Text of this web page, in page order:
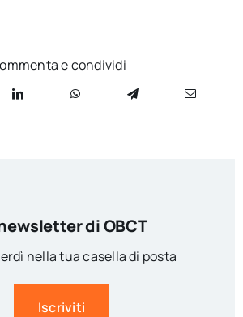
e condividi
di OBCT
nella tua casella di posta
Iscriviti